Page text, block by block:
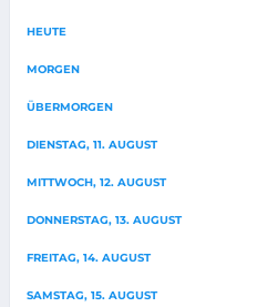
HEUTE
MORGEN
ÜBERMORGEN
DIENSTAG, 11. AUGUST
MITTWOCH, 12. AUGUST
DONNERSTAG, 13. AUGUST
FREITAG, 14. AUGUST
SAMSTAG, 15. AUGUST